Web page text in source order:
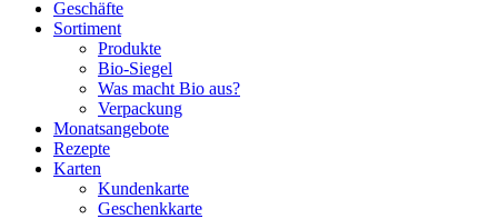
Geschäfte
Sortiment
Produkte
Bio-Siegel
Was macht Bio aus?
Verpackung
Monatsangebote
Rezepte
Karten
Kundenkarte
Geschenkkarte